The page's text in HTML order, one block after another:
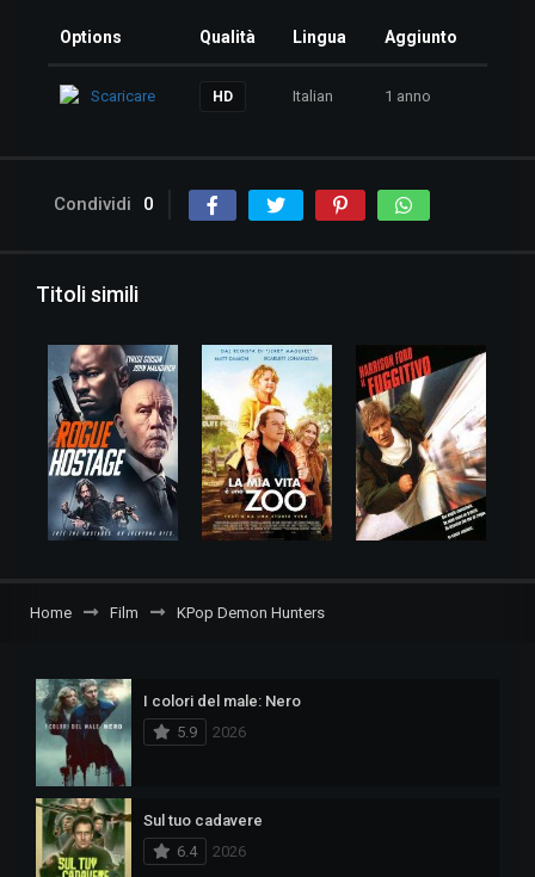
Options Qualità Lingua Aggiunto
Scaricare HD Italian 1 anno
Condividi 0
Titoli simili
Home Film KPop Demon Hunters
I colori del male: Nero
5.9
2026
Sul tuo cadavere
6.4
2026